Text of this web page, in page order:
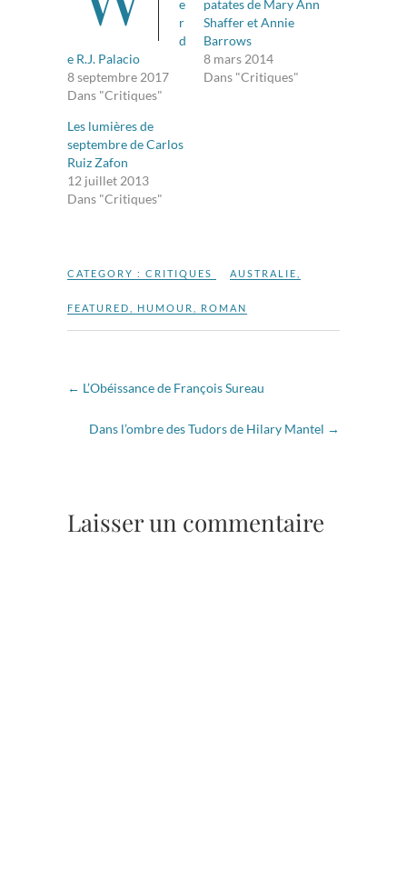
e
r
d
e R.J. Palacio
8 septembre 2017
Dans "Critiques"
patates de Mary Ann
Shaffer et Annie
Barrows
8 mars 2014
Dans "Critiques"
Les lumières de
septembre de Carlos
Ruiz Zafon
12 juillet 2013
Dans "Critiques"
CATEGORY : CRITIQUES AUSTRALIE
FEATURED HUMOUR ROMAN
← L’Obéissance de François Sureau
Dans l’ombre des Tudors de Hilary Mantel →
Laisser un commentaire